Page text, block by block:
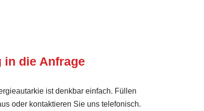
die Anfrage
ist denkbar einfach. Füllen
oder kontaktieren Sie uns telefonisch.